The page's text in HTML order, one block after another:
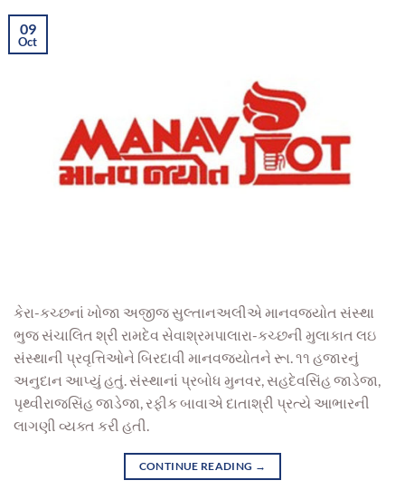
09
Oct
કેરા-કચ્છનાં ખોજા અજીજ સુલ્તાનઅલીએ માનવજ્યોત સંસ્થા
ભુજ સંચાલિત શ્રી રામદેવ સેવાશ્રમપાલારા-કચ્છની મુલાકાત લઇ
સંસ્થાની પ્રવૃત્તિઓને બિરદાવી માનવજ્યોતને રૂા. ૧૧ હજારનું
અનુદાન આપ્યું હતું. સંસ્થાનાં પ્રબોધ મુનવર, સહદેવસિંહ જાડેજા,
પૃથ્વીરાજસિંહ જાડેજા, રફીક બાવાએ દાતાશ્રી પ્રત્યે આભારની
લાગણી વ્યક્ત કરી હતી.
CONTINUE READING →